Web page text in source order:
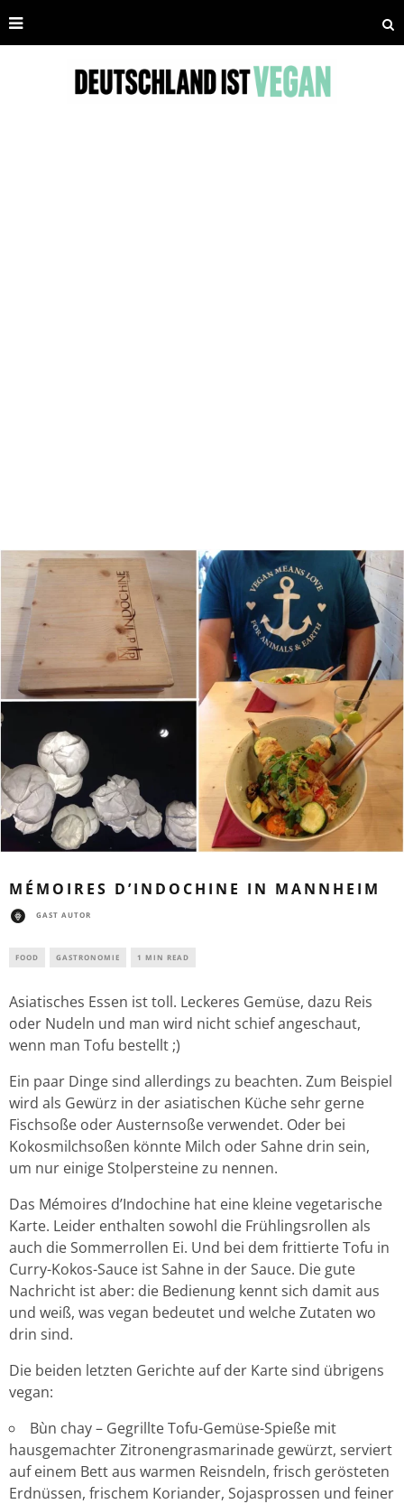
MÉMOIRES D’INDOCHINE IN MANNHEIM
GAST AUTOR
FOOD GASTRONOMIE 1 MIN READ
Asiatisches Essen ist toll. Leckeres Gemüse, dazu Reis
oder Nudeln und man wird nicht schief angeschaut,
wenn man Tofu bestellt ;)
Ein paar Dinge sind allerdings zu beachten. Zum Beispiel
wird als Gewürz in der asiatischen Küche sehr gerne
Fischsoße oder Austernsoße verwendet. Oder bei
Kokosmilchsoßen könnte Milch oder Sahne drin sein,
um nur einige Stolpersteine zu nennen.
Das Mémoires d’Indochine hat eine kleine vegetarische
Karte. Leider enthalten sowohl die Frühlingsrollen als
auch die Sommerrollen Ei. Und bei dem frittierte Tofu in
Curry-Kokos-Sauce ist Sahne in der Sauce. Die gute
Nachricht ist aber: die Bedienung kennt sich damit aus
und weiß, was vegan bedeutet und welche Zutaten wo
drin sind.
Die beiden letzten Gerichte auf der Karte sind übrigens
vegan:
Bùn chay – Gegrillte Tofu-Gemüse-Spieße mit
hausgemachter Zitronengrasmarinade gewürzt, serviert
auf einem Bett aus warmen Reisndeln, frisch gerösteten
Erdnüssen, frischem Koriander, Sojasprossen und feiner